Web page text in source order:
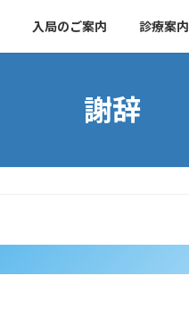
入局のご案内 診療案内
謝辞